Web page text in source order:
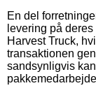
En del
levering på
Harvest Truck,
transaktionen
sandsynligvis